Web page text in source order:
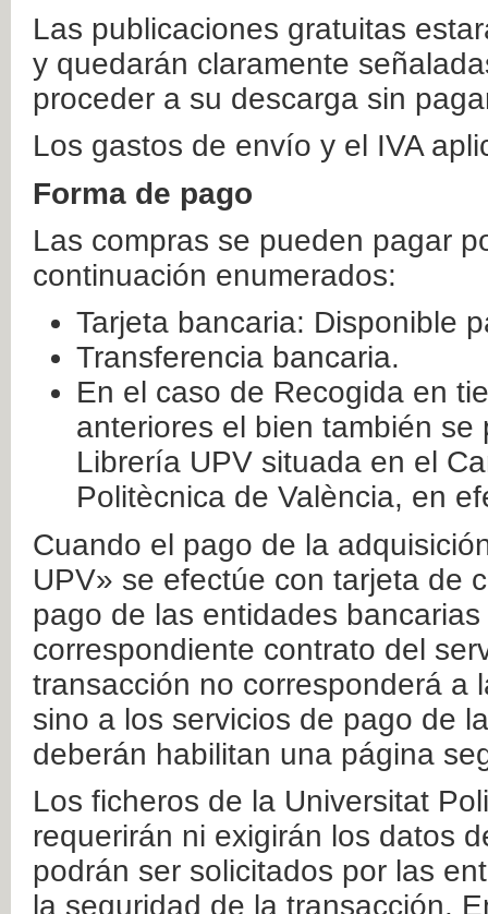
Las publicaciones gratuitas
y quedarán claramente
proceder a su descarga sin
Los gastos de envío y el IVA
Forma de pago
Las compras se pueden pagar
continuación enumerados:
Tarjeta bancaria: Disponible
Transferencia bancaria.
En el caso de Recogida en
anteriores el bien también
Librería UPV situada en el
Politècnica de València, en
Cuando el pago de la
UPV» se efectúe con tarjeta de
pago de las entidades
correspondiente contrato del
transacción no corresponderá a
sino a los servicios de pago de
deberán habilitan una página
Los ficheros de la Universitat
requerirán ni exigirán los datos
podrán ser solicitados por las
la seguridad de la transacción.